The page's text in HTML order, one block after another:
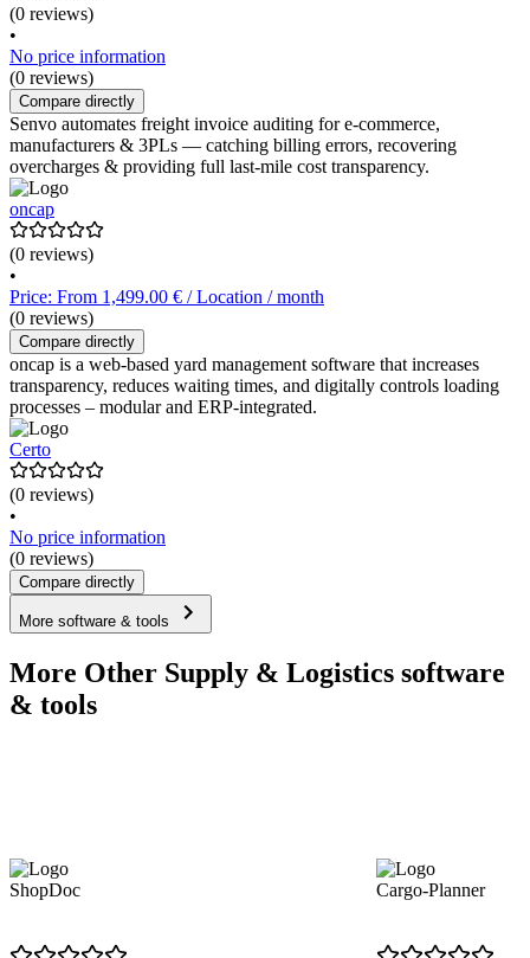
(0 reviews)
•
No price information
(0 reviews)
Compare directly
Senvo automates freight invoice auditing for e-commerce,
manufacturers & 3PLs — catching billing errors, recovering
overcharges & providing full last-mile cost transparency.
oncap
(0 reviews)
•
Price: From 1,499.00 € / Location / month
(0 reviews)
Compare directly
oncap is a web-based yard management software that increases
transparency, reduces waiting times, and digitally controls loading
processes – modular and ERP-integrated.
Certo
(0 reviews)
•
No price information
(0 reviews)
Compare directly
More software & tools
More Other Supply & Logistics software
& tools
ShopDoc Cargo-Planner